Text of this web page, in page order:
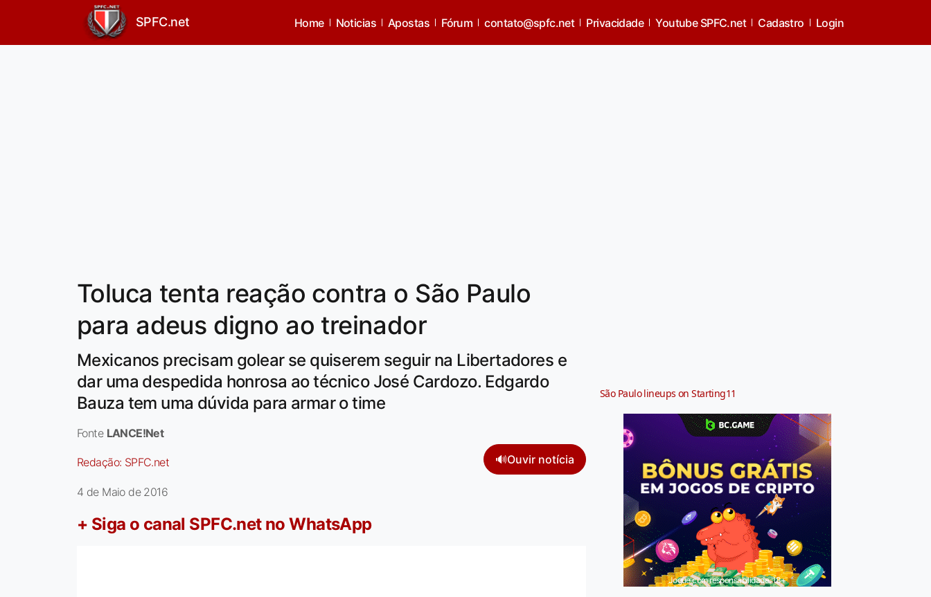
SPFC.net Home Noticias Apostas Fórum contato@spfc.net Privacidade Youtube SPFC.net Cadastro Login
Toluca tenta reação contra o São Paulo
para adeus digno ao treinador
Mexicanos precisam golear se quiserem seguir na Libertadores e
dar uma despedida honrosa ao técnico José Cardozo. Edgardo
Bauza tem uma dúvida para armar o time
Fonte LANCE!Net
Redação: SPFC.net 🔊Ouvir notícia
4 de Maio de 2016
+ Siga o canal SPFC.net no WhatsApp
São Paulo lineups on Starting11
Jogue com responsabilidade. 18+